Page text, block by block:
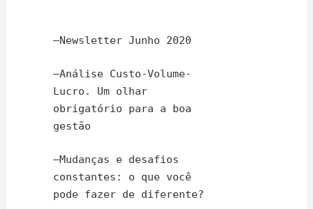
–Newsletter Junho 2020
–Análise Custo-Volume-
Lucro. Um olhar
obrigatório para a boa
gestão
–Mudanças e desafios
constantes: o que você
pode fazer de diferente?